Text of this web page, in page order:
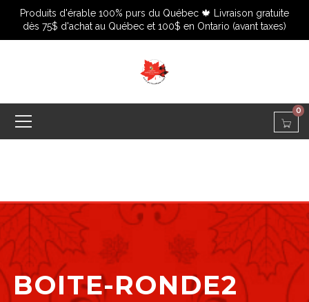
Produits d'érable 100% purs du Québec 🍁 Livraison gratuite
dès 75$ d'achat au Québec et 100$ en Ontario (avant taxes)
0
BOITE-RONDE2